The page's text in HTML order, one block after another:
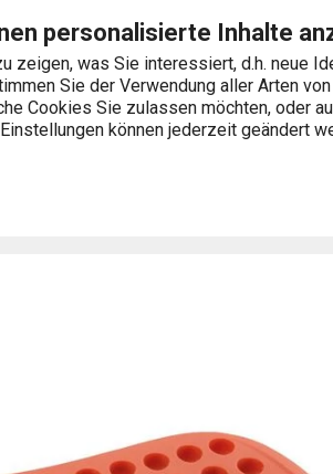
personalisierte Inhalte
zeigen, was Sie interessiert, d.h. neue
Sie der Verwendung aller Arten
Cookies Sie zulassen möchten, oder
können jederzeit geändert
ZumZur
Zur
082 960
16:00
Wonach suchen Sie?